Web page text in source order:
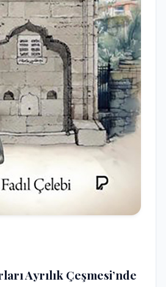
Ayrılık Çeşmesi’nde